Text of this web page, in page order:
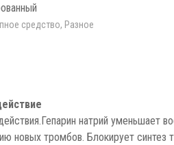
средство, Разное
натрий
новых тромбов. Блокирует